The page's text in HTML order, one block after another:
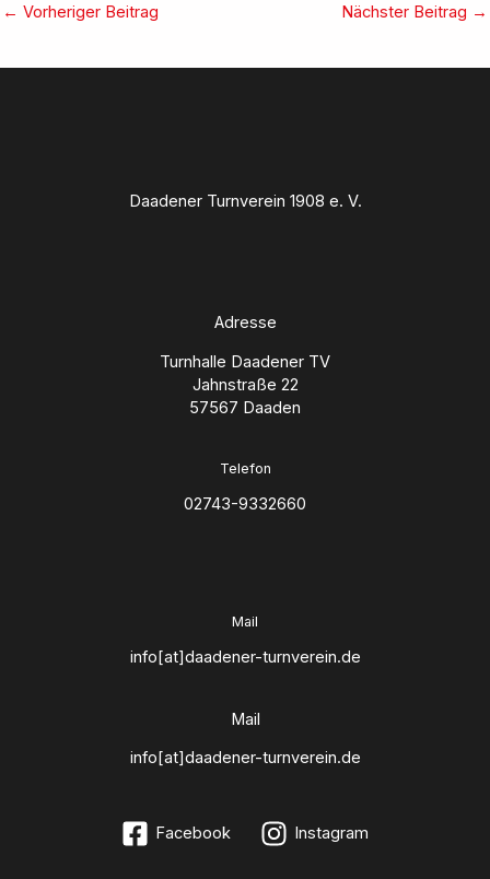
← Vorheriger Beitrag Nächster Beitrag →
Daadener Turnverein 1908 e. V.
Adresse
Turnhalle Daadener TV
Jahnstraße 22
57567 Daaden
Telefon
02743-9332660
Mail
info[at]daadener-turnverein.de
Mail
info[at]daadener-turnverein.de
Facebook Instagram